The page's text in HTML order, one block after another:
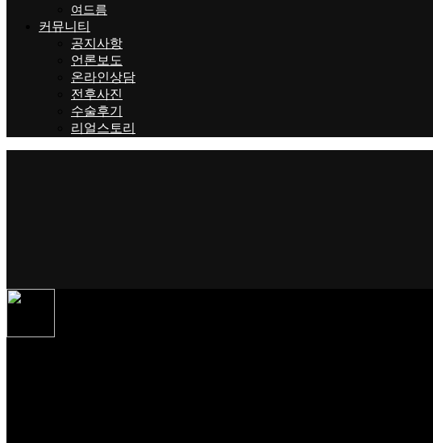
여드름
커뮤니티
공지사항
언론보도
온라인상담
전후사진
수술후기
리얼스토리